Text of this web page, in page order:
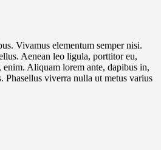
Vivamus elementum semper nisi.
Aenean leo ligula, porttitor eu,
enim. Aliquam lorem ante, dapibus in,
Phasellus viverra nulla ut metus varius